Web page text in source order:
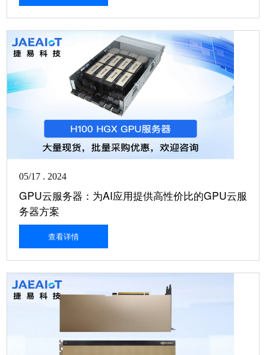
05/17 . 2024
GPU云服务器：为AI应用提供高性价比的GPU云服
务器方案
查看详情